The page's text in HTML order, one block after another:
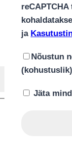
Lisan
*Millistest
LIHTNE JA
ja
Nõustun
Jäta